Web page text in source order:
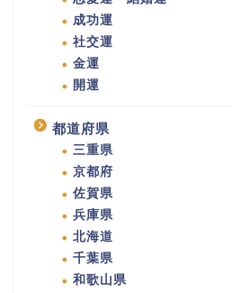
成功運
社交運
金運
開運
都道府県
三重県
京都府
佐賀県
兵庫県
北海道
千葉県
和歌山県